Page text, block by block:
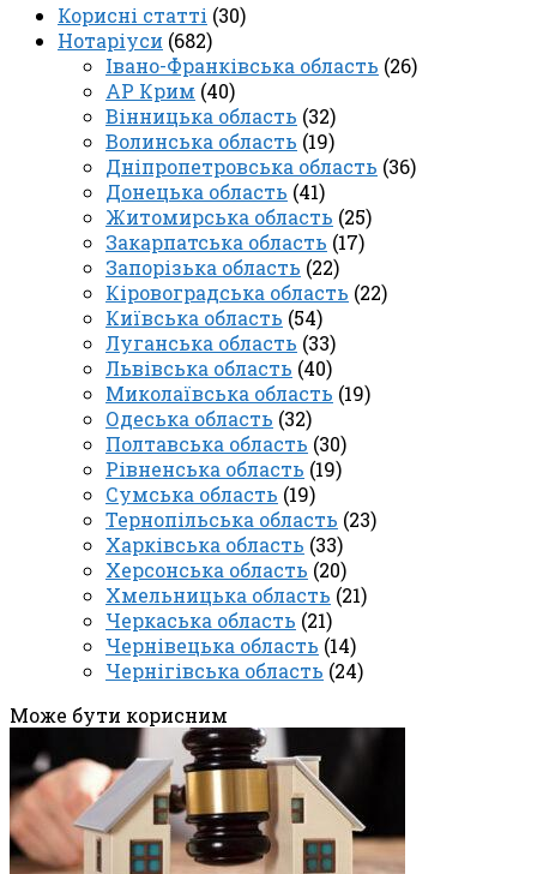
Корисні статті (30)
Нотаріуси (682)
Івано-Франківська область (26)
АР Крим (40)
Вінницька область (32)
Волинська область (19)
Дніпропетровська область (36)
Донецька область (41)
Житомирська область (25)
Закарпатська область (17)
Запорізька область (22)
Кіровоградська область (22)
Київська область (54)
Луганська область (33)
Львівська область (40)
Миколаївська область (19)
Одеська область (32)
Полтавська область (30)
Рівненська область (19)
Сумська область (19)
Тернопільська область (23)
Харківська область (33)
Херсонська область (20)
Хмельницька область (21)
Черкаська область (21)
Чернівецька область (14)
Чернігівська область (24)
Може бути корисним